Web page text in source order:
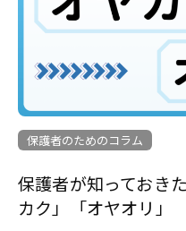
保護者のためのコラム
保護者が知っておき
カク」「オヤオリ」